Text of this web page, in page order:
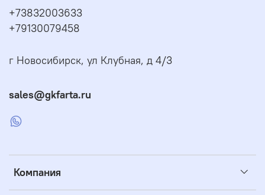
Компания
+73832003633
+79130079458
г Новосибирск, ул Клубная, д 4/3
sales@gkfarta.ru